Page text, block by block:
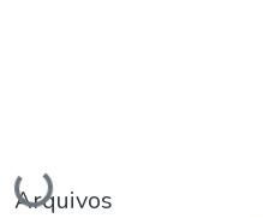
Carregando...
Arquivos